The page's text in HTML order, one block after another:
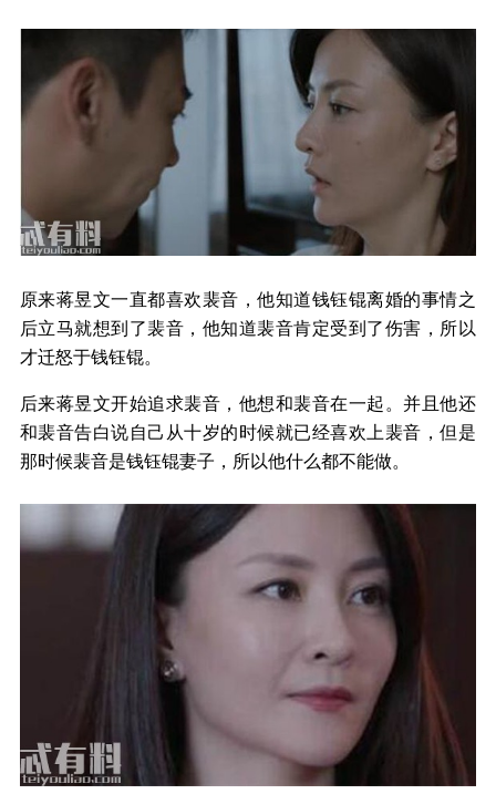
原来蒋昱文一直都喜欢裴音，他知道钱钰锟离婚的事情之
后立马就想到了裴音，他知道裴音肯定受到了伤害，所以
才迁怒于钱钰锟。
后来蒋昱文开始追求裴音，他想和裴音在一起。并且他还
和裴音告白说自己从十岁的时候就已经喜欢上裴音，但是
那时候裴音是钱钰锟妻子，所以他什么都不能做。